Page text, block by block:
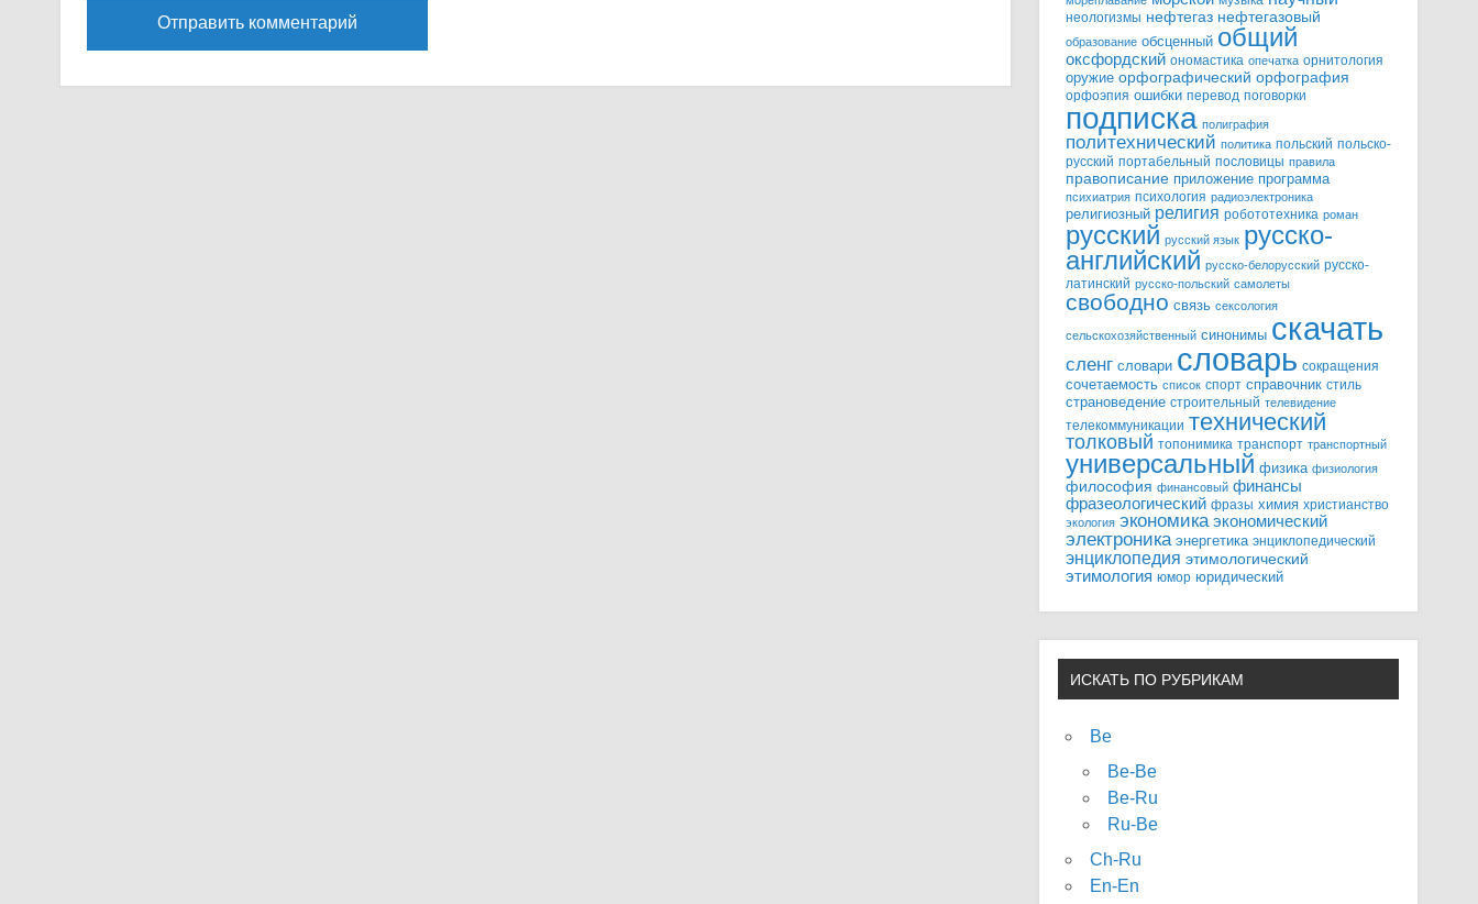
неологизмы нефтегаз нефтегазовый
образование обсценный общий
оксфордский ономастика опечатка орнитология
оружие орфографический орфография
орфоэпия ошибки перевод поговорки
подписка полиграфия
политехнический политика польский польско-
русский портабельный пословицы правила
правописание приложение программа
психиатрия психология радиоэлектроника
религиозный религия робототехника роман
русский русский язык русско-
английский русско-белорусский русско-
латинский русско-польский самолеты
свободно связь сексология
сельскохозяйственный синонимы скачать
сленг словари словарь сокращения
сочетаемость список спорт справочник стиль
страноведение строительный телевидение
телекоммуникации технический
толковый топонимика транспорт транспортный
универсальный физика физиология
философия финансовый финансы
фразеологический фразы химия христианство
экология экономика экономический
электроника энергетика энциклопедический
энциклопедия этимологический
этимология юмор юридический
ИСКАТЬ ПО РУБРИКАМ
Be
Be-Be
Be-Ru
Ru-Be
Ch-Ru
En-En